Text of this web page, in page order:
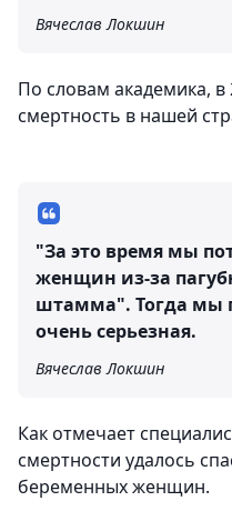
Вячеслав Локшин
По словам академика, в
смертность в нашей
"За это время мы
женщин из-за
штамма". Тогда мы
очень серьезная.
Вячеслав Локшин
Как отмечает
смертности удалось
беременных женщин.